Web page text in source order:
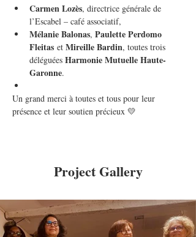
Carmen Lozès, directrice générale de
l’Escabel – café associatif,
Mélanie Balonas, Paulette Perdomo
Fleitas et Mireille Bardin, toutes trois
déléguées Harmonie Mutuelle Haute-
Garonne.
Un grand merci à toutes et tous pour leur
présence et leur soutien précieux 💛
Project Gallery